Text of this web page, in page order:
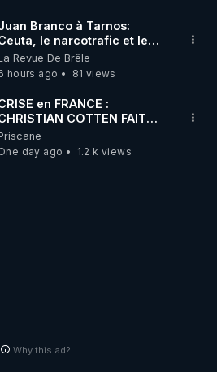
Branco à Tarnos:
le narcotrafic et le
en France
Revue De Brêle
hours ago
81 views
en FRANCE :
COTTEN FAIT
étrange découverte
day ago
1.2 k views
Why this ad?